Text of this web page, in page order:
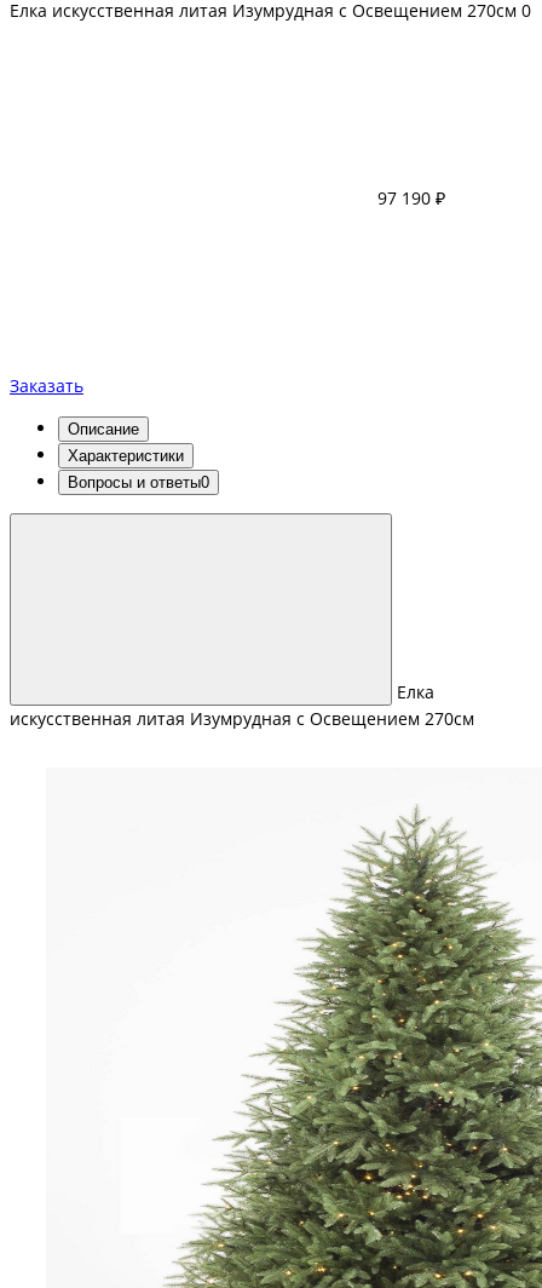
Елка искусственная литая Изумрудная с Освещением 270см 0
97 190 ₽
Заказать
Описание
Характеристики
Вопросы и ответы0
Елка
искусственная литая Изумрудная с Освещением 270см